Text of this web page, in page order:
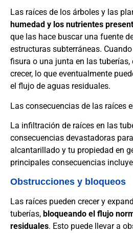
Las raíces de los árboles y las
humedad y los nutrientes
que las hace buscar una fuente
estructuras subterráneas.
fisura o una junta en las
crecer, lo que eventualmente
el flujo de aguas residuales.
Las consecuencias de las raíces
La infiltración de raíces en las
consecuencias devastadoras
alcantarillado y tu propiedad en
principales consecuencias
Obstrucciones y bloqueos
Las raíces pueden crecer y
tuberías, bloqueando el flujo
residuales. Esto puede llevar a